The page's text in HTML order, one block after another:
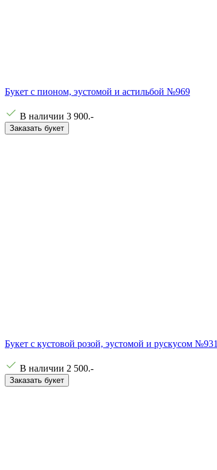
Букет с пионом, эустомой и астильбой №969
В наличии 3 900.-
Заказать букет
Букет с кустовой розой, эустомой и рускусом №931
В наличии 2 500.-
Заказать букет